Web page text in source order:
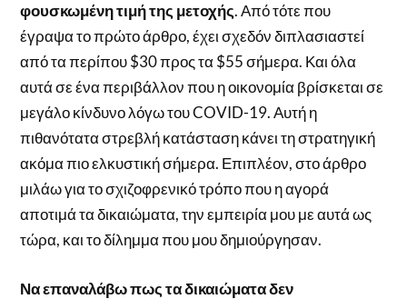
φουσκωμένη τιμή της μετοχής. Από τότε που
έγραψα το πρώτο άρθρο, έχει σχεδόν διπλασιαστεί
από τα περίπου $30 προς τα $55 σήμερα. Και όλα
αυτά σε ένα περιβάλλον που η οικονομία βρίσκεται σε
μεγάλο κίνδυνο λόγω του COVID-19. Αυτή η
πιθανότατα στρεβλή κατάσταση κάνει τη στρατηγική
ακόμα πιο ελκυστική σήμερα. Επιπλέον, στο άρθρο
μιλάω για το σχιζοφρενικό τρόπο που η αγορά
αποτιμά τα δικαιώματα, την εμπειρία μου με αυτά ως
τώρα, και το δίλημμα που μου δημιούργησαν.
Να επαναλάβω πως τα δικαιώματα δεν